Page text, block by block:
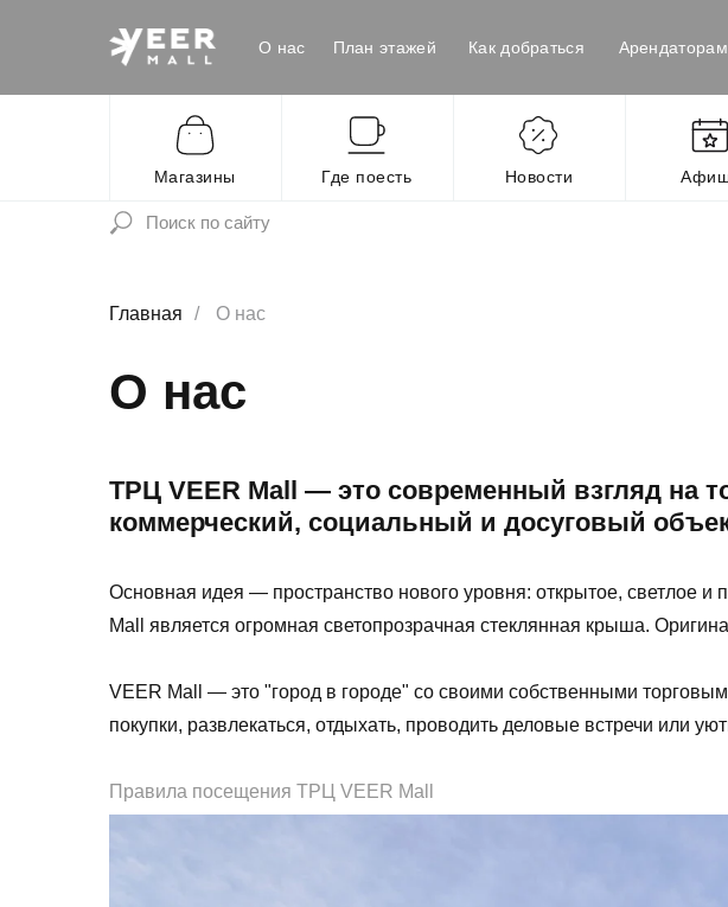
Магазины Где поесть Новости
О нас План этажей Как добраться Арендаторам
Главная / О нас
О нас
ТРЦ VEER Mall — это современный взгляд на
коммерческий, социальный и досуговый
Основная идея — пространство нового уровня: открытое, светлое и
Mall является огромная светопрозрачная стеклянная крыша.
VEER Mall — это "город в городе" со своими собственными
покупки, развлекаться, отдыхать, проводить деловые встречи или
Правила посещения ТРЦ VEER Mall